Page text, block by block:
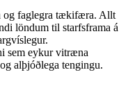
og faglegra tækifæra. Allt
löndum til starfsframa á
sem eykur vitræna
alþjóðlega tengingu.